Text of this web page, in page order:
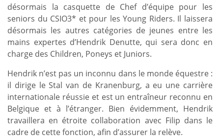
désormais la casquette de Chef d’équipe pour les
seniors du CSIO3* et pour les Young Riders. Il laissera
désormais les autres catégories de jeunes entre les
mains expertes d’Hendrik Denutte, qui sera donc en
charge des Children, Poneys et Juniors.
Hendrik n’est pas un inconnu dans le monde équestre :
il dirige le Stal van de Kranenburg, a eu une carrière
internationale réussie et est un entraîneur reconnu en
Belgique et à l’étranger. Bien évidemment, Hendrik
travaillera en étroite collaboration avec Filip dans le
cadre de cette fonction, afin d’assurer la relève.